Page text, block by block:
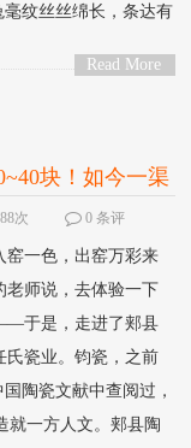
纹丝丝绵长，条达有
Read More
块！如今一渠
了
次
0 条评
窑一色，出窑万彩来
老师说，去体验一下
于是，走进了郏县
氏瓷业。钧瓷，之前
陶瓷文献中查阅过，
就一方人文。郏县陶